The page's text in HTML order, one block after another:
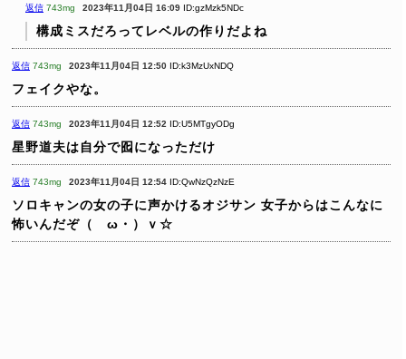
返信 743mg 2023年11月04日 16:09 ID:gzMzk5NDc
構成ミスだろってレベルの作りだよね
返信 743mg 2023年11月04日 12:50 ID:k3MzUxNDQ
フェイクやな。
返信 743mg 2023年11月04日 12:52 ID:U5MTgyODg
星野道夫は自分で囮になっただけ
返信 743mg 2023年11月04日 12:54 ID:QwNzQzNzE
ソロキャンの女の子に声かけるオジサン 女子からはこんなに
怖いんだぞ（ゝω・）ｖ☆